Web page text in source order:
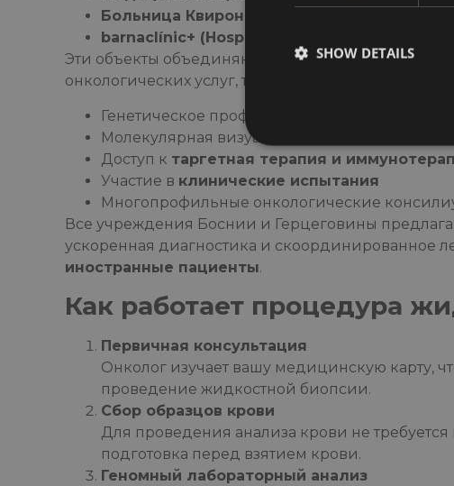
Больница Квиронсалуд Барселона
barnaclínic+ (Hospital Clínic Group)
Эти объекты объединяют
жидкостная биопсия
онкологических услуг, таких как:
Генетическое профилирование опухолей
Молекулярная визуализация и ПЭТ-КТ-
Доступ к таргетная терапия и
Участие в клинические испытания
Многопрофильные онкологические
Все учреждения Боснии и Герцеговины
ускоренная диагностика и скоординированное
иностранные пациенты.
Как работает процедура
Первичная консультация
Онколог изучает вашу медицинскую карту,
проведение жидкостной биопсии.
Сбор образцов крови
Для проведения анализа крови не
подготовка перед взятием крови.
Геномный лабораторный анализ
SHOW DETAILS